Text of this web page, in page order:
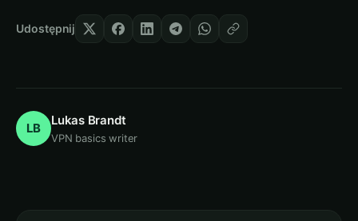
Udostępnij
LB
Lukas Brandt
VPN basics writer